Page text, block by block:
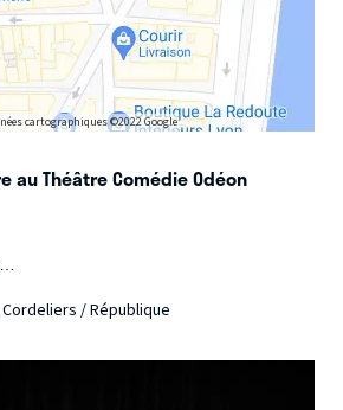
cartographiques ©2022 Google
au Théâtre Comédie Odéon
/ République